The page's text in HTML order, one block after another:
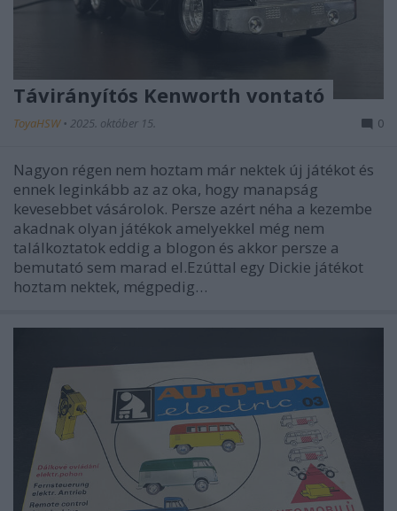
Távirányítós Kenworth vontató
ToyaHSW • 2025. október 15. 0
Nagyon régen nem hoztam már nektek új játékot és
ennek leginkább az az oka, hogy manapság
kevesebbet vásárolok. Persze azért néha a kezembe
akadnak olyan játékok amelyekkel még nem
találkoztatok eddig a blogon és akkor persze a
bemutató sem marad el.Ezúttal egy Dickie játékot
hoztam nektek, mégpedig…